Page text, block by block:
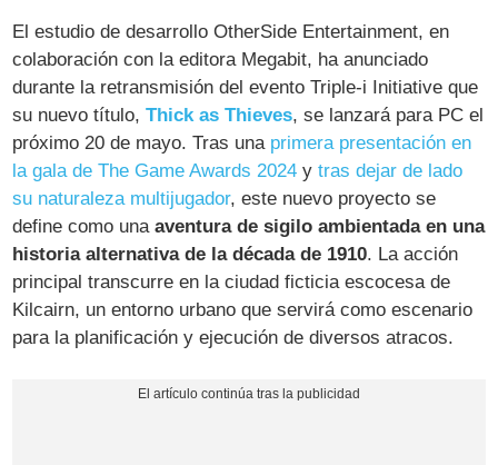
El estudio de desarrollo OtherSide Entertainment, en
colaboración con la editora Megabit, ha anunciado
durante la retransmisión del evento Triple-i Initiative que
su nuevo título,Thick as Thieves, se lanzará para PC el
próximo 20 de mayo. Tras una primera presentación en
la gala de The Game Awards 2024 ytras dejar de lado
su naturaleza multijugador, este nuevo proyecto se
define como unaaventura de sigilo ambientada en una
historia alternativa de la década de 1910. La acción
principal transcurre en la ciudad ficticia escocesa de
Kilcairn, un entorno urbano que servirá como escenario
para la planificación y ejecución de diversos atracos.